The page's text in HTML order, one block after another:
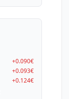
+0.090€
+0.093€
+0.124€